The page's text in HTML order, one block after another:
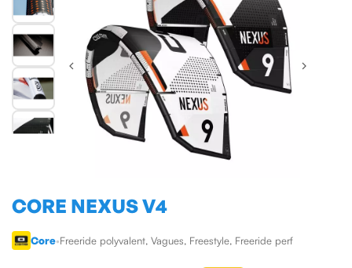
CORE NEXUS V4
Core•Freeride polyvalent, Vagues, Freestyle, Freeride perf